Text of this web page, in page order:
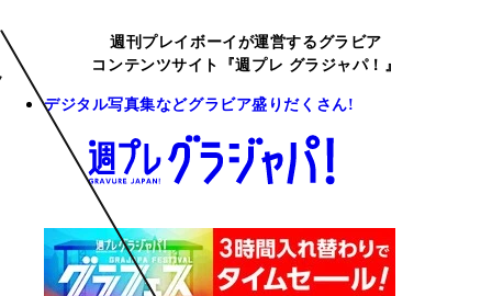
週刊プレイボーイが運営するグラビア
コンテンツサイト『週プレ グラジャパ！』
デジタル写真集などグラビア盛りだくさん!